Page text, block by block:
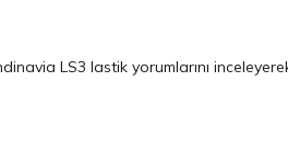
LS3 lastik yorumlarını